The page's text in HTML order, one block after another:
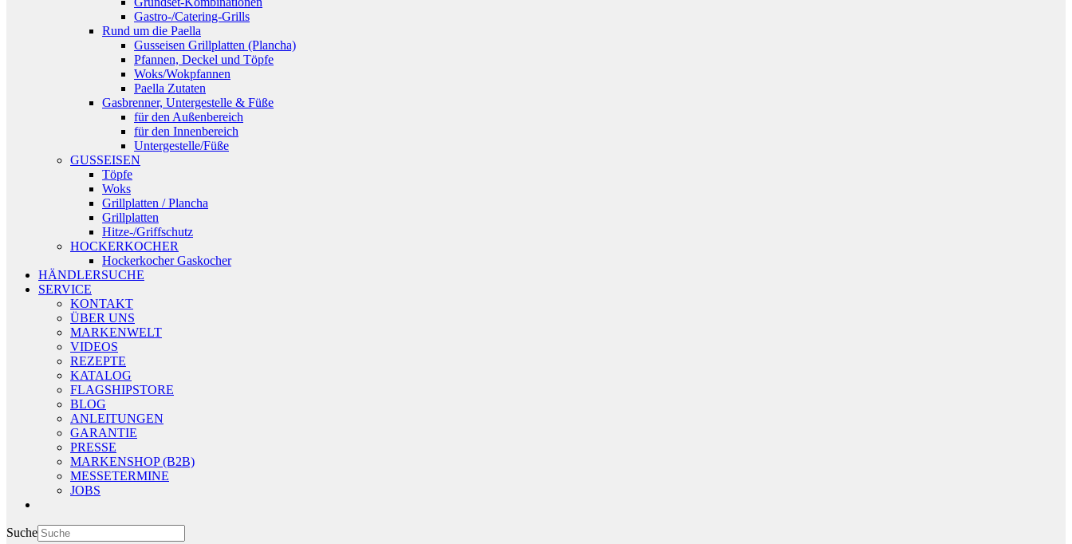
Gastro-/Catering-Grills
Rund um die Paella
Gusseisen Grillplatten (Plancha)
Pfannen, Deckel und Töpfe
Woks/Wokpfannen
Paella Zutaten
Gasbrenner, Untergestelle & Füße
für den Außenbereich
für den Innenbereich
Untergestelle/Füße
GUSSEISEN
Töpfe
Woks
Grillplatten / Plancha
Grillplatten
Hitze-/Griffschutz
HOCKERKOCHER
Hockerkocher Gaskocher
HÄNDLERSUCHE
SERVICE
KONTAKT
ÜBER UNS
MARKENWELT
VIDEOS
REZEPTE
KATALOG
FLAGSHIPSTORE
BLOG
ANLEITUNGEN
GARANTIE
PRESSE
MARKENSHOP (B2B)
MESSETERMINE
JOBS
Suche